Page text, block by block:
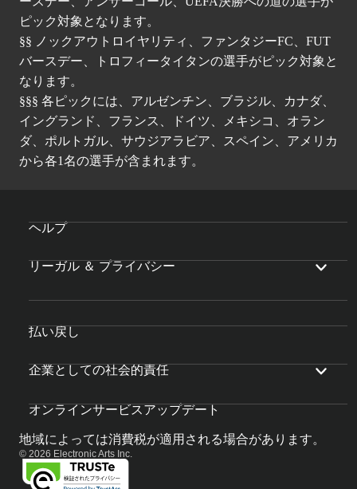
ピック対象となります。
§§ ノックアウトロイヤリティ、ファンタジーFC、FUT
バースデー、トロフィータイタンの選手がピック対象と
なります。
§§§ 各ピックには、アルゼンチン、ブラジル、カナダ、
イングランド、フランス、ドイツ、メキシコ、オラン
ダ、ポルトガル、サウジアラビア、スペイン、アメリカ
から各1名の選手が含まれます。
ヘルプ
リーガル ＆ プライバシー
払い戻し
企業としての社会的責任
オンラインサービスアップデート
地域によっては消費税が適用される場合があります。
© 2026 Electronic Arts Inc.